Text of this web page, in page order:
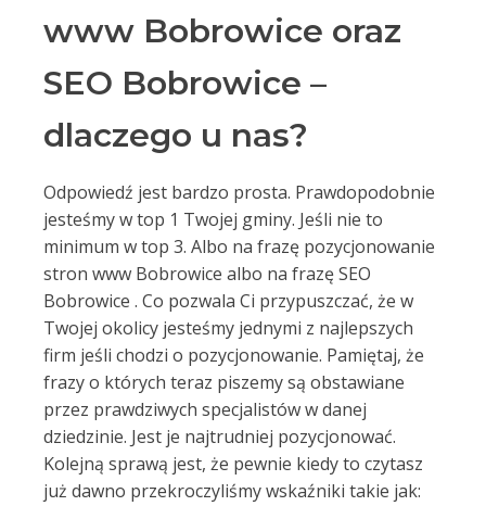
www Bobrowice oraz
SEO Bobrowice –
dlaczego u nas?
Odpowiedź jest bardzo prosta. Prawdopodobnie
jesteśmy w top 1 Twojej gminy. Jeśli nie to
minimum w top 3. Albo na frazę pozycjonowanie
stron www Bobrowice albo na frazę SEO
Bobrowice . Co pozwala Ci przypuszczać, że w
Twojej okolicy jesteśmy jednymi z najlepszych
firm jeśli chodzi o pozycjonowanie. Pamiętaj, że
frazy o których teraz piszemy są obstawiane
przez prawdziwych specjalistów w danej
dziedzinie. Jest je najtrudniej pozycjonować.
Kolejną sprawą jest, że pewnie kiedy to czytasz
już dawno przekroczyliśmy wskaźniki takie jak: